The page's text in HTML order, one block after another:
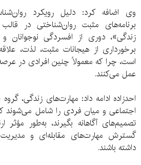
وی اضافه کرد: دلیل رویکرد
برنامه‌های مثبت روان‌شناختی در
زندگی»، دوری از افسردگی نوجوانان
برخورداری از هیجانات مثبت، لذت،
است، چرا که معمولاً چنین افرادی در
عمل می‌کنند.
احدزاده ادامه داد: مهارت‌های زندگی،
اجتماعی و میان فردی را شامل می‌شوند
تصمیم‌های آگاهانه بگیرند، به‌طور مؤثر
گسترش مهارت‌های مقابله‌ای و
داشته باشند.